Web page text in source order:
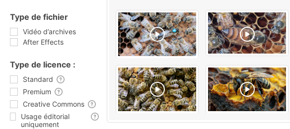
Type de fichier
Vidéo d’archives
After Effects
Type de licence :
Standard
Premium
Creative Commons
Usage éditorial
uniquement